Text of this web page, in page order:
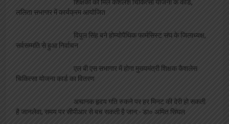
शिक्षकों को मिले कैशलेश चिकित्सा योजना के कार्ड,
ललिता सभागार में कार्यक्रम आयोजित
विपुल सिंह बने होम्योपैथिक फार्मसिस्ट संघ के जिलाध्यक्ष,
सर्वसम्मति से हुआ निर्वाचन
एल बी एस सभागार में होगा मुख्यमंत्री शिक्षक कैशलेस
चिकित्सा योजना कार्ड का वितरण
अचानक हृदय गति रुकने पर हर मिनट की देरी हो सकती
है जानलेवा, समय पर सीपीआर से बच सकती है जान:- डा० अमित सिंघल